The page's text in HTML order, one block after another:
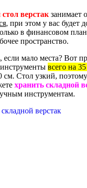
верстак занимает
, при этом у вас будет
в финансовом
пространство.
если мало места? Вот
всего на
см. Стол узкий,
хранить складной
инструментам.